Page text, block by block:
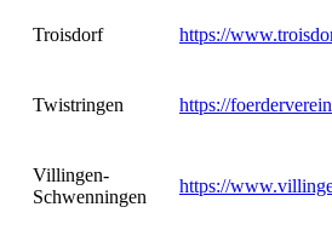
Troisdorf https://
Twistringen https://
Villingen-
Schwenningen
https://